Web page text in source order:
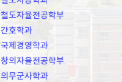
철도자율전공학부
간호학과
국제경영학과
창의자율전공학부
의무군사학과